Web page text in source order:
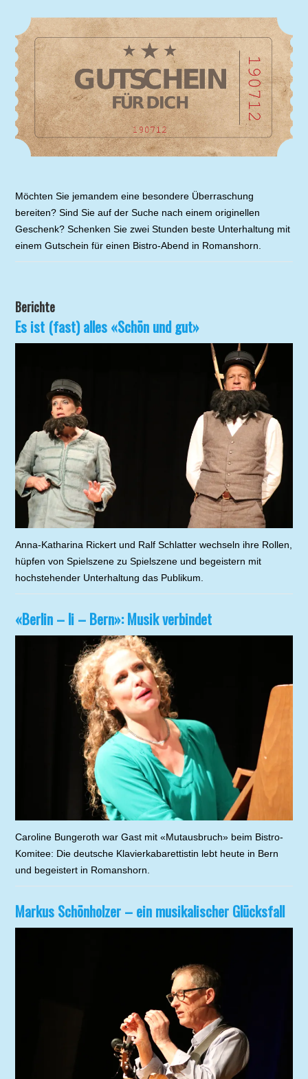
Möchten Sie jemandem eine besondere Überraschung
bereiten? Sind Sie auf der Suche nach einem originellen
Geschenk? Schenken Sie zwei Stunden beste Unterhaltung mit
einem Gutschein für einen Bistro-Abend in Romanshorn.
Berichte
Es ist (fast) alles «Schön und gut»
Anna-Katharina Rickert und Ralf Schlatter wechseln ihre Rollen,
hüpfen von Spielszene zu Spielszene und begeistern mit
hochstehender Unterhaltung das Publikum.
«Berlin – li – Bern»: Musik verbindet
Caroline Bungeroth war Gast mit «Mutausbruch» beim Bistro-
Komitee: Die deutsche Klavierkabarettistin lebt heute in Bern
und begeistert in Romanshorn.
Markus Schönholzer – ein musikalischer Glücksfall